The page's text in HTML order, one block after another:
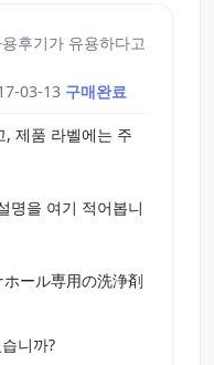
후기가 유용하다고
03-13 구매완료
, 제품 라벨에는 주
명을 여기 적어봅니
ール専用の洗浄剤
クリーナーを数滴
니까?